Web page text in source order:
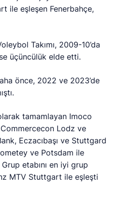
ile eşleşen Fenerbahçe,
Takımı, 2009-10’da
üçüncülük elde etti.
önce, 2022 ve 2023’de
tamamlayan Imoco
Lodz ve
Eczacıbaşı ve Stuttgard
ve Potsdam ile
etabını en iyi grup
MTV Stuttgart ile eşleşti